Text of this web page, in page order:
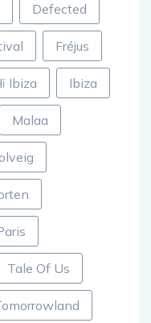
Defected
Fréjus
Ibiza Ibiza
Malaa
Tale Of Us